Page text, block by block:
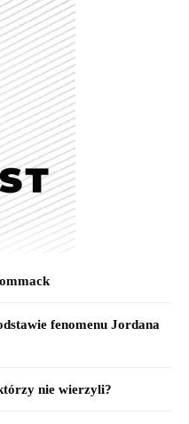
fenomenu Jordana
nie wierzyli?